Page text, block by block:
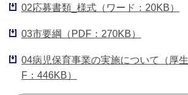
02応募書類_様式（ワード：20KB）
03市要綱（PDF：270KB）
04病児保育事業の実施について（厚
F：446KB）